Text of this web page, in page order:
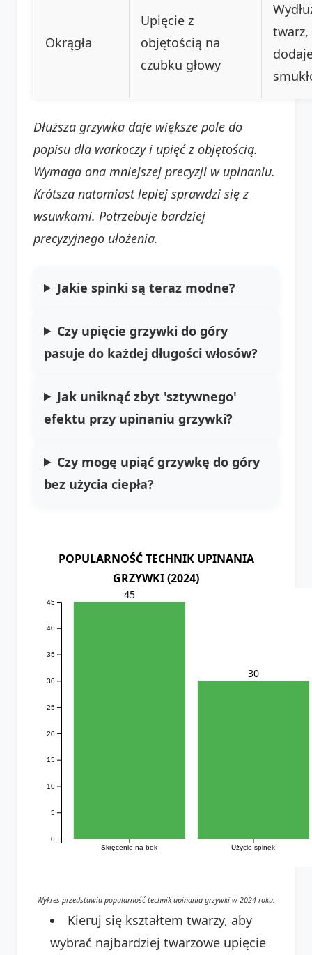
Okrągła
Upięcie z
objętością na
czubku głowy
twarz,
Dłuższa grzywka daje większe pole do
popisu dla warkoczy i upięć z objętością.
Wymaga ona mniejszej precyzji w upinaniu.
Krótsza natomiast lepiej sprawdzi się z
wsuwkami. Potrzebuje bardziej
precyzyjnego ułożenia.
Jakie spinki są teraz modne?
Czy upięcie grzywki do góry
pasuje do każdej długości włosów?
Jak uniknąć zbyt 'sztywnego'
efektu przy upinaniu grzywki?
Czy mogę upiąć grzywkę do góry
bez użycia ciepła?
POPULARNOŚĆ TECHNIK UPINANIA
GRZYWKI (2024)
Skręcenie na bok Użycie spinek
0
5
10
15
20
25
30
35
40
45
45
30
Wykres przedstawia popularność technik upinania grzywki w 2024 roku.
Kieruj się kształtem twarzy, aby
wybrać najbardziej twarzowe upięcie